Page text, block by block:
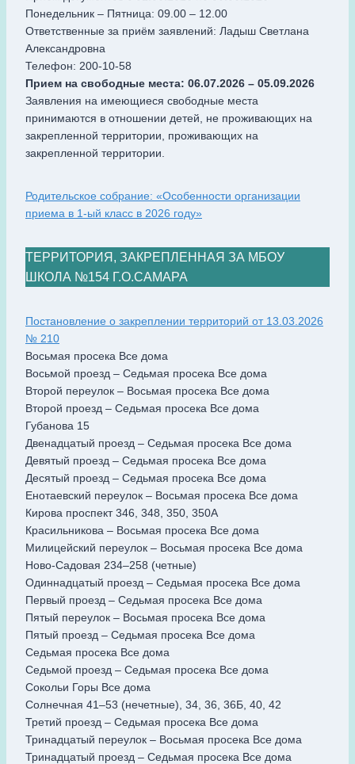
Понедельник – Пятница: 09.00 – 12.00
Ответственные за приём заявлений: Ладыш Светлана
Александровна
Телефон: 200-10-58
Прием на свободные места: 06.07.2026 – 05.09.2026
Заявления на имеющиеся свободные места
принимаются в отношении детей, не проживающих на
закрепленной территории, проживающих на
закрепленной территории.
Родительское собрание: «Особенности организации
приема в 1-ый класс в 2026 году»
ТЕРРИТОРИЯ, ЗАКРЕПЛЕННАЯ ЗА МБОУ
ШКОЛА №154 Г.О.САМАРА
Постановление о закреплении территорий от 13.03.2026
№ 210
Восьмая просека Все дома
Восьмой проезд – Седьмая просека Все дома
Второй переулок – Восьмая просека Все дома
Второй проезд – Седьмая просека Все дома
Губанова 15
Двенадцатый проезд – Седьмая просека Все дома
Девятый проезд – Седьмая просека Все дома
Десятый проезд – Седьмая просека Все дома
Енотаевский переулок – Восьмая просека Все дома
Кирова проспект 346, 348, 350, 350А
Красильникова – Восьмая просека Все дома
Милицейский переулок – Восьмая просека Все дома
Ново-Садовая 234–258 (четные)
Одиннадцатый проезд – Седьмая просека Все дома
Первый проезд – Седьмая просека Все дома
Пятый переулок – Восьмая просека Все дома
Пятый проезд – Седьмая просека Все дома
Седьмая просека Все дома
Седьмой проезд – Седьмая просека Все дома
Сокольи Горы Все дома
Солнечная 41–53 (нечетные), 34, 36, 36Б, 40, 42
Третий проезд – Седьмая просека Все дома
Тринадцатый переулок – Восьмая просека Все дома
Тринадцатый проезд – Седьмая просека Все дома